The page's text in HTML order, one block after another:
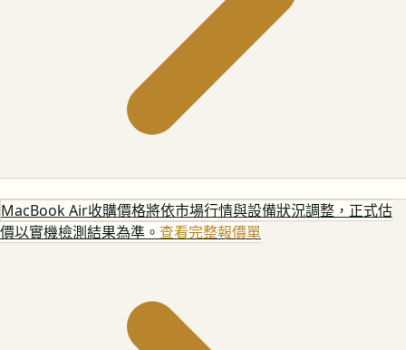
MacBook Air收購價格將依市場行情與設備狀況調整，正式估
價以實機檢測結果為準。 查看完整報價單